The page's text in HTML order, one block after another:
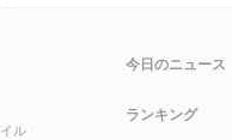
ル
今日のニュース
ランキング